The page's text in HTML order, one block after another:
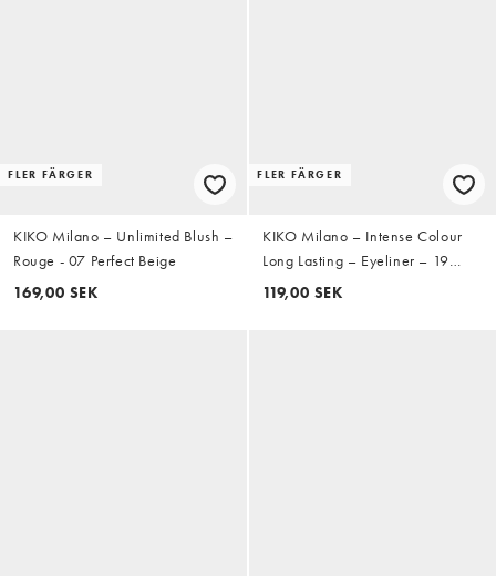
FLER FÄRGER
KIKO Milano – Unlimited Blush –
Rouge - 07 Perfect Beige
169,00 SEK
FLER FÄRGER
KIKO Milano – Intense Colour
Long Lasting – Eyeliner – 19
Burgundy
119,00 SEK